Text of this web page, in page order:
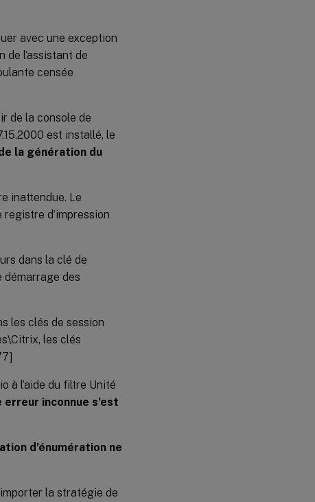
avec une exception
de l’assistant de
censée
de la console de
est installé, le
la génération du
inattendue. Le
d’impression
dans la clé de
démarrage des
les clés de session
les clés
à l’aide du filtre Unité
erreur inconnue s’est
d’énumération ne
la stratégie de